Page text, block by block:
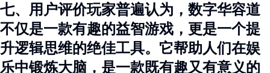
七、用户评价玩家普遍认为，数字华容道
不仅是一款有趣的益智游戏，更是一个提
升逻辑思维的绝佳工具。它帮助人们在娱
乐中锻炼大脑，是一款既有趣又有意义的